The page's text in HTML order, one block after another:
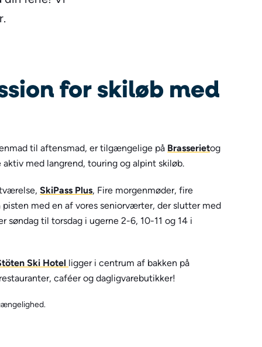
for skiløb med
til aftensmad, er tilgængelige på Brasserietog
med langrend, touring og alpint skiløb.
SkiPass Plus, Fire morgenmøder, fire
med en af vores seniorværter, der slutter med
søndag til torsdag i ugerne 2-6, 10-11 og 14 i
Ski Hotel ligger i centrum af bakken på
caféer og dagligvarebutikker!